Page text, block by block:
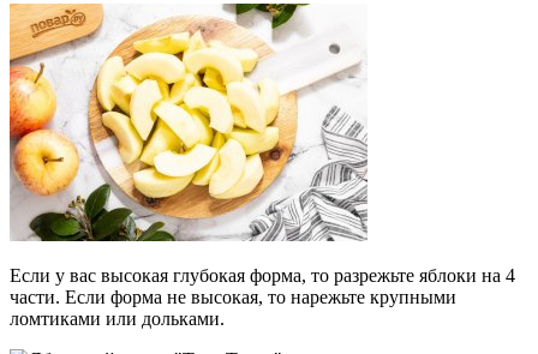
Если у вас высокая глубокая форма, то разрежьте яблоки на 4
части. Если форма не высокая, то нарежьте крупными
ломтиками или дольками.